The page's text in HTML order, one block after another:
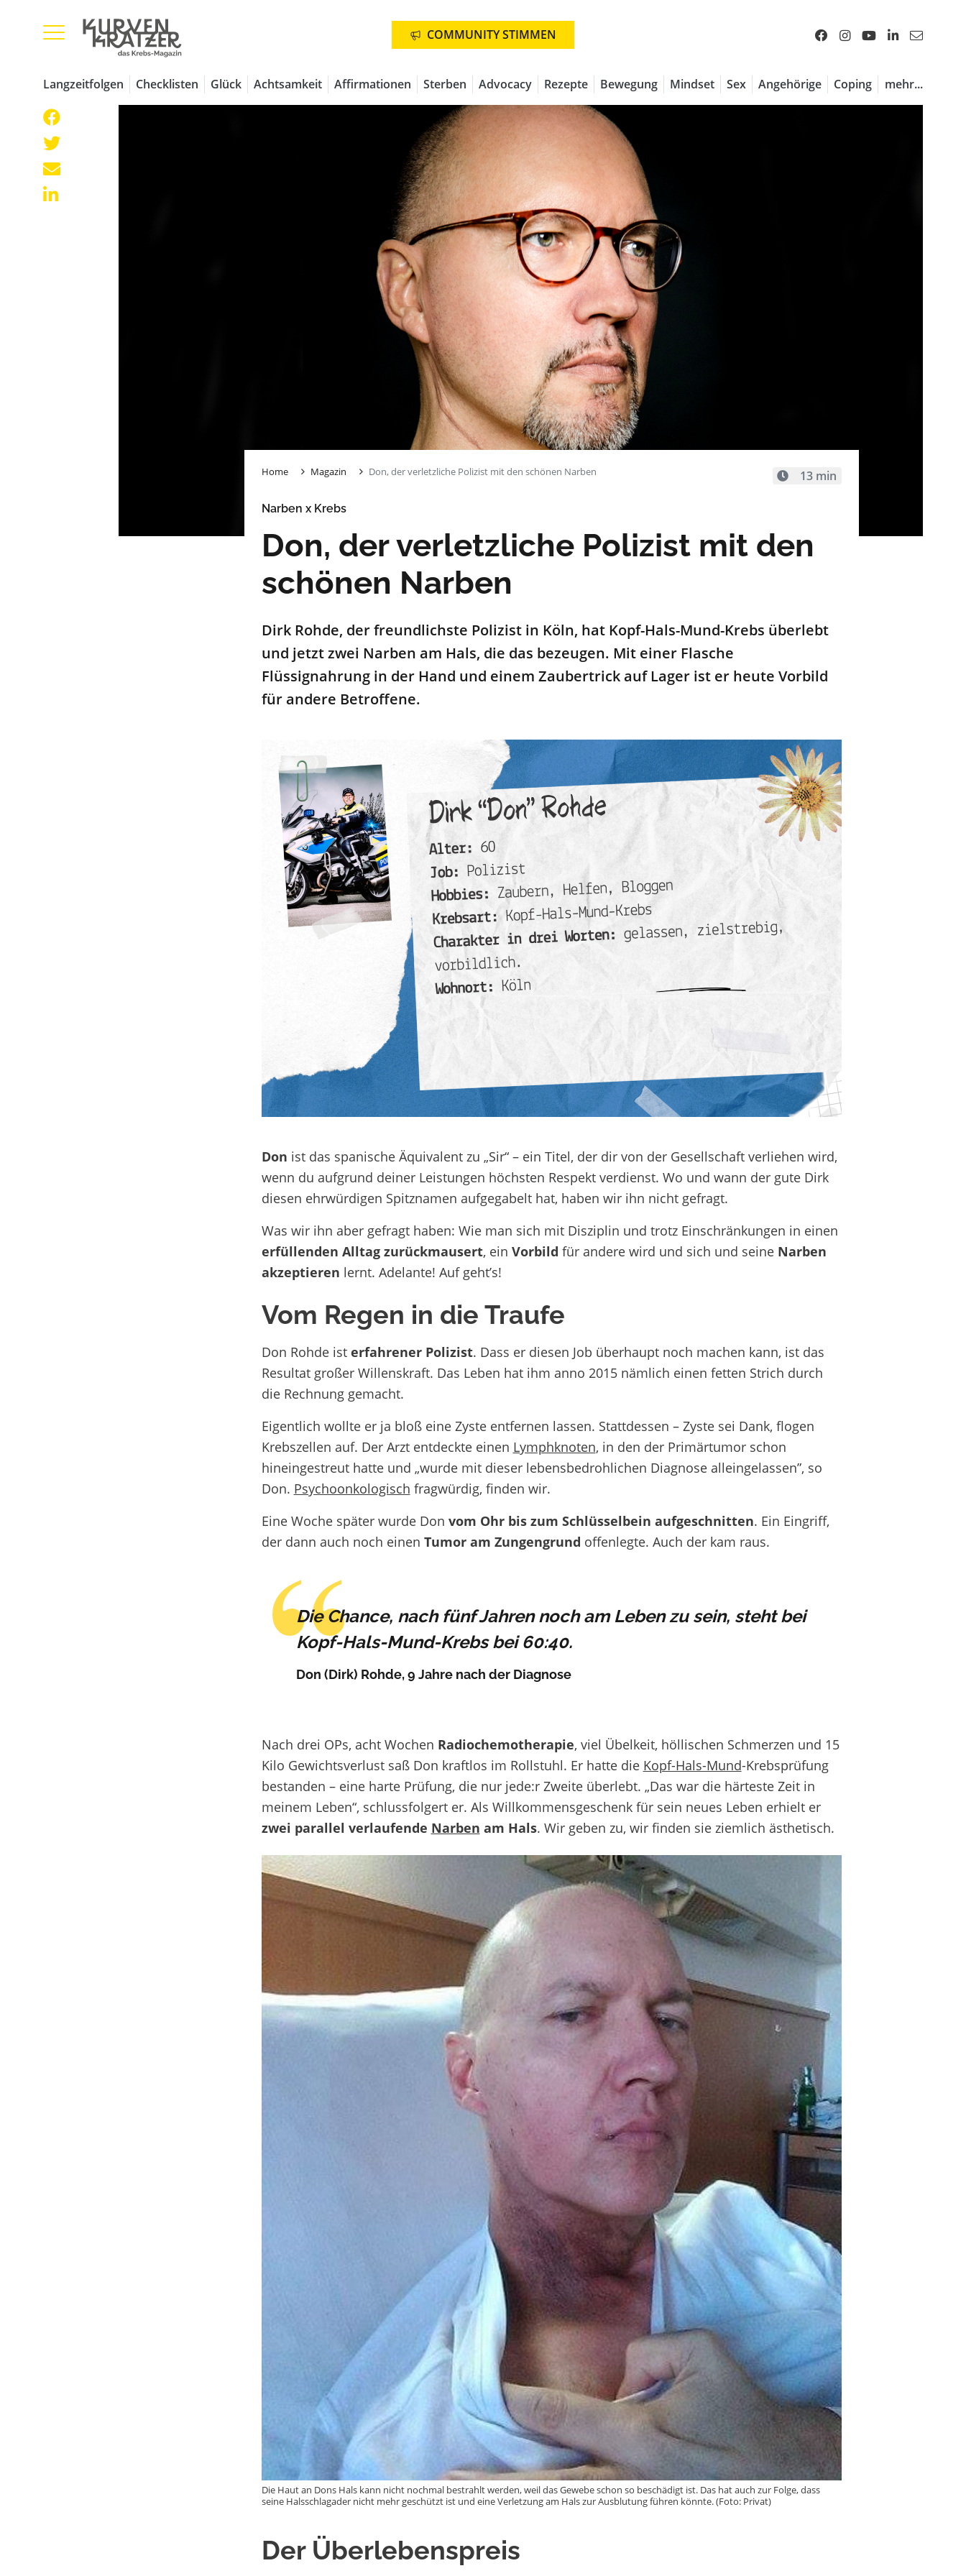
COMMUNITY STIMMEN
Langzeitfolgen Checklisten Glück Achtsamkeit Affirmationen Sterben Advocacy Rezepte Bewegung Mindset Sex Angehörige Coping mehr...
Home Magazin Don, der verletzliche Polizist mit den schönen Narben 13 min
Narben x Krebs
Don, der verletzliche Polizist mit den
schönen Narben
Dirk Rohde, der freundlichste Polizist in Köln, hat Kopf-Hals-Mund-Krebs überlebt
und jetztzwei Narben am Hals, die das bezeugen. Mit einer Flasche
Flüssignahrung in der Hand und einem Zaubertrick auf Lagerist er heute Vorbild
für andere Betroffene.
Don ist das spanische Äquivalent zu „Sir“ – ein Titel, der dir von der Gesellschaft verliehen wird,
wenn du aufgrund deiner Leistungen höchsten Respekt verdienst. Wo und wann der gute Dirk
diesen ehrwürdigen Spitznamen aufgegabelt hat, haben wir ihn nicht gefragt.
Was wir ihn aber gefragt haben: Wie man sich mit Disziplin und trotz Einschränkungen in einen
erfüllenden Alltag zurückmausert, ein Vorbild für andere wird und sich und seine Narben
akzeptieren lernt. Adelante! Auf geht’s!
Vom Regen in die Traufe
Don Rohde ist erfahrener Polizist. Dass er diesen Job überhaupt noch machen kann, ist das
Resultat großer Willenskraft. Das Leben hat ihm anno 2015 nämlich einen fetten Strich durch
die Rechnung gemacht.
Eigentlich wollte er ja bloß eine Zyste entfernen lassen. Stattdessen – Zyste sei Dank, flogen
Krebszellen auf. Der Arzt entdeckte einen Lymphknoten, in den der Primärtumor schon
hineingestreut hatte und „wurde mit dieser lebensbedrohlichen Diagnose alleingelassen”, so
Don. Psychoonkologisch fragwürdig, finden wir.
Eine Woche später wurde Don vom Ohr bis zum Schlüsselbein aufgeschnitten. Ein Eingriff,
der dann auch noch einen Tumor am Zungengrund offenlegte. Auch der kam raus.
Die Chance, nach fünf Jahren noch am Leben zu sein, steht bei
Kopf-Hals-Mund-Krebs bei 60:40.
Don (Dirk) Rohde, 9 Jahre nach der Diagnose
Nach drei OPs, acht Wochen Radiochemotherapie, viel Übelkeit, höllischen Schmerzen und 15
Kilo Gewichtsverlust saß Don kraftlos im Rollstuhl. Er hatte die Kopf-Hals-Mund-Krebsprüfung
bestanden – eine harte Prüfung, die nur jede:r Zweite überlebt. „Das war die härteste Zeit in
meinem Leben“, schlussfolgert er. Als Willkommensgeschenk für sein neues Leben erhielt er
zwei parallel verlaufende Narben am Hals. Wir geben zu, wir finden sie ziemlich ästhetisch.
Die Haut an Dons Hals kann nicht nochmal bestrahlt werden, weil das Gewebe schon so beschädigt ist. Das hat auch zur Folge, dass
seine Halsschlagader nicht mehr geschützt ist und eine Verletzung am Hals zur Ausblutung führen könnte. (Foto: Privat)
Der Überlebenspreis